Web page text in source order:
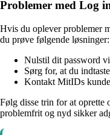
Problemer med Log
Hvis du oplever problemer
du prøve følgende løsninger:
Nulstil dit password
Sørg for, at du
Kontakt MitIDs
Følg disse trin for at
problemfrit og nyd sikker